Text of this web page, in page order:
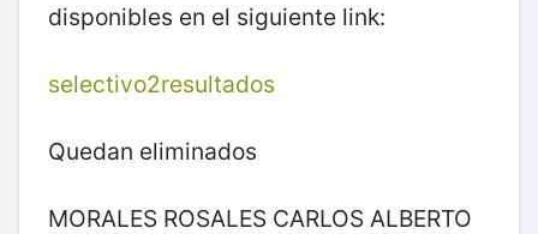
disponibles en el siguiente link:
selectivo2resultados
Quedan eliminados
MORALES ROSALES CARLOS ALBERTO